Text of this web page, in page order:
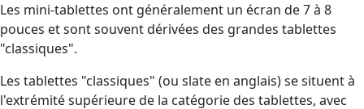
Les mini-tablettes ont généralement un écran de 7 à 8
pouces et sont souvent dérivées des grandes tablettes
"classiques".
Les tablettes "classiques" (ou slate en anglais) se situent à
l'extrémité supérieure de la catégorie des tablettes, avec